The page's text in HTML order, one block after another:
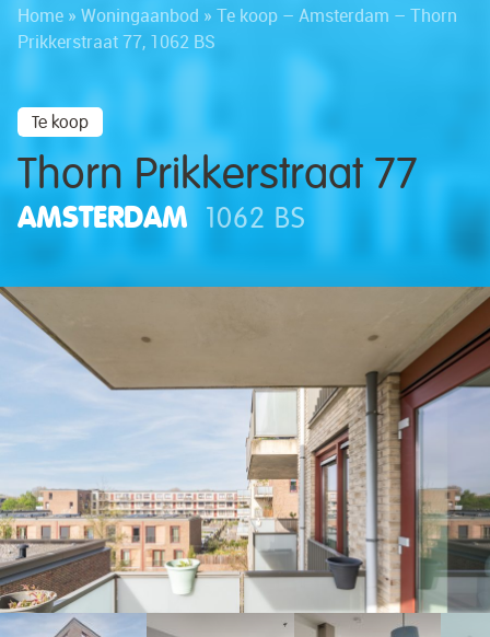
Home » Woningaanbod » Te koop – Amsterdam – Thorn
Prikkerstraat 77, 1062 BS
Te koop
Thorn Prikkerstraat 77
AMSTERDAM 1062 BS